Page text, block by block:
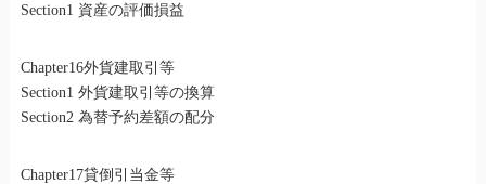
Section1 資産の評価損益
Chapter16外貨建取引等
Section1 外貨建取引等の換算
Section2 為替予約差額の配分
Chapter17貸倒引当金等